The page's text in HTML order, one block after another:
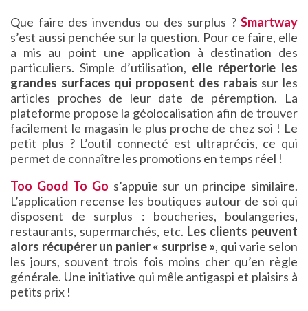
Que faire des invendus ou des surplus ? Smartway
s’est aussi penchée sur la question. Pour ce faire, elle
a mis au point une application à destination des
particuliers. Simple d’utilisation, elle répertorie les
grandes surfaces qui proposent des rabais sur les
articles proches de leur date de péremption. La
plateforme propose la géolocalisation afin de trouver
facilement le magasin le plus proche de chez soi ! Le
petit plus ? L’outil connecté est ultraprécis, ce qui
permet de connaître les promotions en temps réel !
Too Good To Go s’appuie sur un principe similaire.
L’application recense les boutiques autour de soi qui
disposent de surplus : boucheries, boulangeries,
restaurants, supermarchés, etc. Les clients peuvent
alors récupérer un panier « surprise », qui varie selon
les jours, souvent trois fois moins cher qu’en règle
générale. Une initiative qui mêle antigaspi et plaisirs à
petits prix !